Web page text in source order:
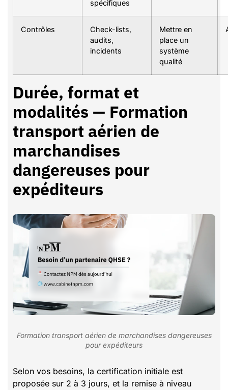
spécifiques
Contrôles
Check-lists,
audits,
incidents
Mettre en
place un
système
qualité
Durée, format et
modalités — Formation
transport aérien de
marchandises
dangereuses pour
expéditeurs
Formation transport aérien de marchandises dangereuses
pour expéditeurs
Selon vos besoins, la certification initiale est
proposée sur 2 à 3 jours, et la remise à niveau